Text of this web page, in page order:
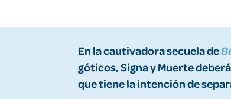
En la cautivadora secuela de
góticos, Signa y Muerte
que tiene la intención de